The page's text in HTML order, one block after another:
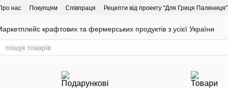
нас Покупцям Співпраця Рецепти від проекту "Для Гриця Паляниця"
крафтових та фермерських продуктів з усієї України